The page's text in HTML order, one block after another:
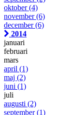
oktober(4)
november(6)
december(6)
2014
januari
februari
mars
april (1)
maj (2)
juni (1)
juli
augusti (2)
september(1)